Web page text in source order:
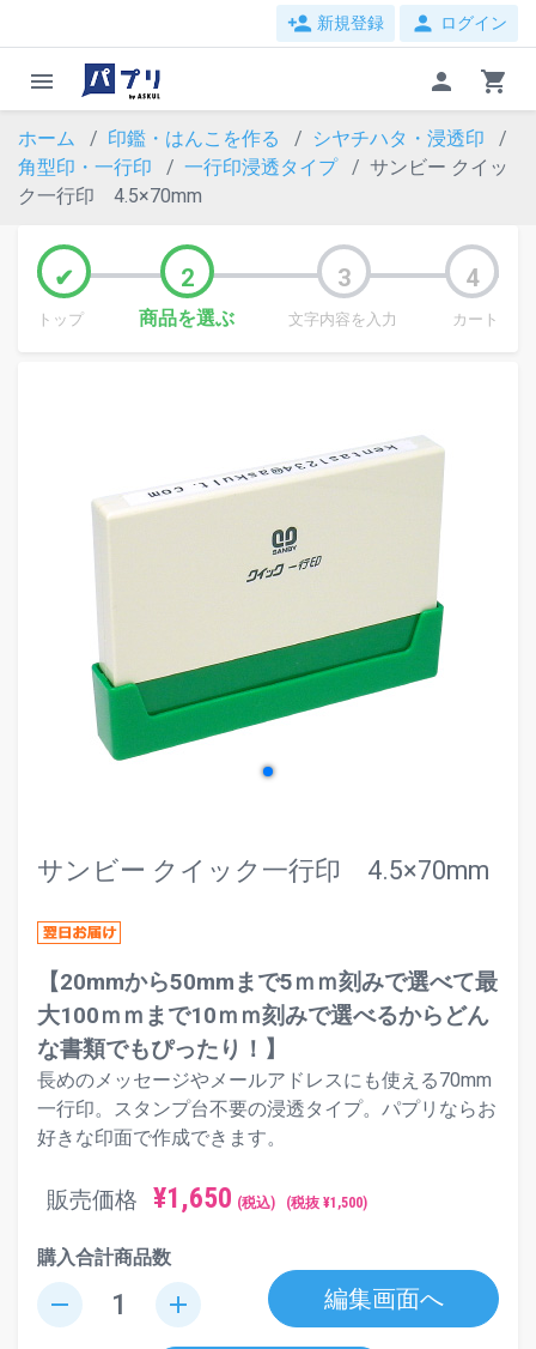
person_add 新規登録 person ログイン
menu person shopping_cart
ホーム 印鑑・はんこを作る
シヤチハタ・浸透印
角型印・一行印
一行印浸透タイプ
サンビー クイッ
ク一行印 4.5×70mm
トップ 商品を選ぶ 文字内容を入力 カート
サンビー クイック一行印 4.5×70mm
【20mmから50mmまで5ｍｍ刻みで選べて最
大100ｍｍまで10ｍｍ刻みで選べるからどん
な書類でもぴったり！】
長めのメッセージやメールアドレスにも使える70mm
一行印。スタンプ台不要の浸透タイプ。パプリならお
好きな印面で作成できます。
販売価格 ¥1,650 (税込) (税抜 ¥1,500)
購入合計商品数
remove add 編集画面へ